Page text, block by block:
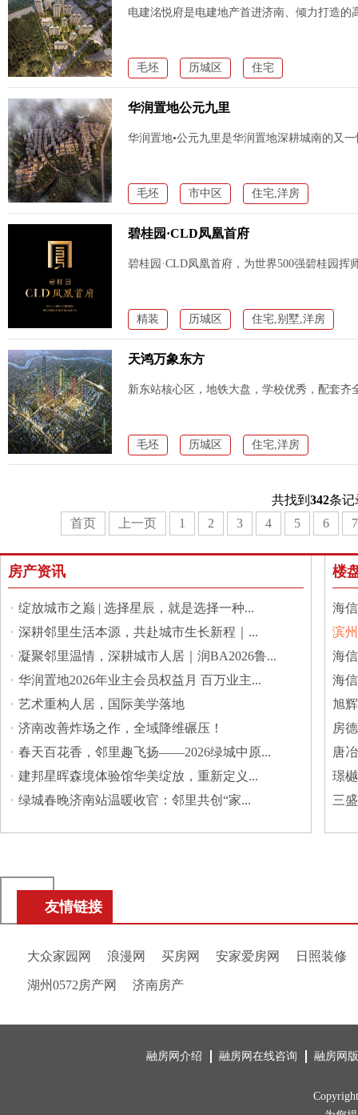
电建洺悦府是电建地产首进济南、倾力打造的
毛坯 历城区 住宅
华润置地公元九里
华润置地•公元九里是华润置地深耕城南的又
毛坯 市中区 住宅,洋房
碧桂园·CLD凤凰首府
碧桂园·CLD凤凰首府，为世界500强碧桂园挥
精装 历城区 住宅,别墅,洋房
天鸿万象东方
新东站核心区，地铁大盘，学校优秀，配套齐
毛坯 历城区 住宅,洋房
共找到 342条记
首页
上一页 1 2 3 4 5 6 7
房产资讯
· 绽放城市之巅 | 选择星辰，就是选择一种...
· 深耕邻里生活本源，共赴城市生长新程｜...
· 凝聚邻里温情，深耕城市人居｜润BA2026鲁...
· 华润置地2026年业主会员权益月 百万业主...
· 艺术重构人居，国际美学落地
· 济南改善炸场之作，全域降维碾压！
· 春天百花香，邻里趣飞扬——2026绿城中原...
· 建邦星晖森境体验馆华美绽放，重新定义...
· 绿城春晚济南站温暖收官：邻里共创“家...
楼
海
滨
馆
海
海
旭
房
城
唐
璟樾
三
友情链接
大众家园网 浪漫网 买房网 安家爱房网 日照装修
湖州0572房产网 济南房产
融房网介绍 融房网在线咨询 融房网